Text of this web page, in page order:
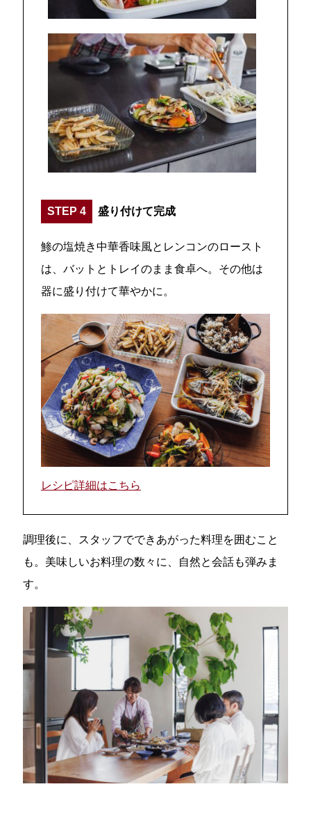
STEP 4 盛り付けて完成
鯵の塩焼き中華香味風とレンコンのロースト
は、バットとトレイのまま食卓へ。その他は
器に盛り付けて華やかに。
レシピ詳細はこちら
調理後に、スタッフでできあがった料理を囲むこと
も。美味しいお料理の数々に、自然と会話も弾みま
す。